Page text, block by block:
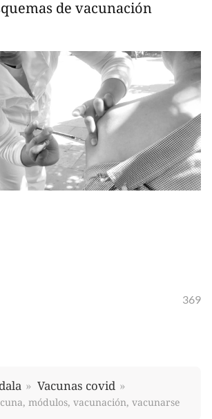
de vacunación
369
Vacunas covid
módulos, vacunación, vacunarse